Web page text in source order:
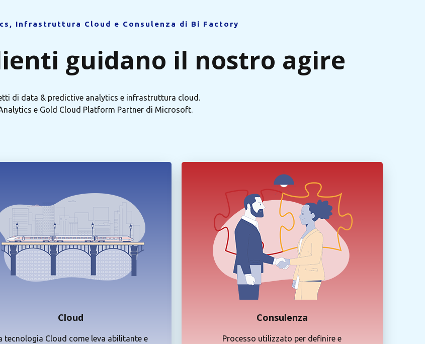
Infrastruttura Cloud e Consulenza di Bi Factory
guidano il nostro agire
di data & predictive analytics e infrastruttura cloud.
e Gold Cloud Platform Partner di Microsoft.
Cloud
tecnologia Cloud come leva abilitante e
Consulenza
Processo utilizzato per definire e